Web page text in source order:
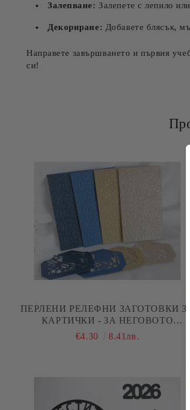
Залепване: Залепете с лепило
Декориране: Добавете блясък,
Направете завършването и първия
си!
ПЕРЛЕНИ РЕЛЕФНИ ЗАГОТОВКИ ЗА
КАРТИЧКИ - ЗА НЕГОВОТО
ЗАВЪРШВАНЕ - 8 БР.
€4.30 8.41лв.